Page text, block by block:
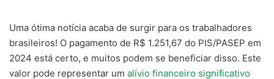
Uma ótima notícia acaba de surgir para os trabalhadores
brasileiros! O pagamento de R$ 1.251,67 do PIS/PASEP em
2024 está certo, e muitos podem se beneficiar disso. Este
valor pode representar um alívio financeiro significativo